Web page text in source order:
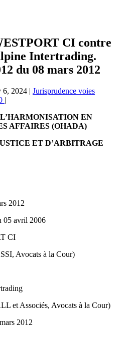
CI contre
Intertrading.
du 08 mars 2012
6, 2024 | Jurisprudence voies
|
EN
AFFAIRES (OHADA)
ET D’ARBITRAGE
2012
05 avril 2006
CI
Avocats à la Cour)
et Associés, Avocats à la Cour)
2012